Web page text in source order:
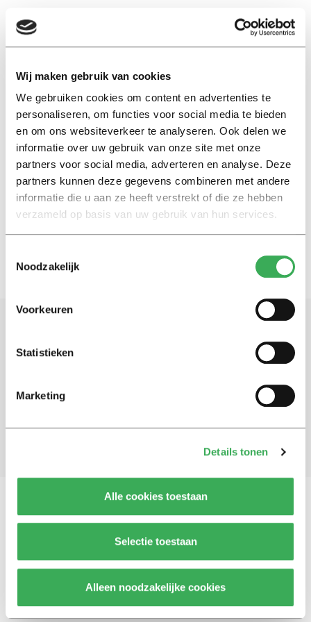
Wij maken gebruik van cookies
We gebruiken cookies om content en advertenties te
personaliseren, om functies voor social media te bieden
en om ons websiteverkeer te analyseren. Ook delen we
informatie over uw gebruik van onze site met onze
partners voor social media, adverteren en analyse. Deze
partners kunnen deze gegevens combineren met andere
informatie die u aan ze heeft verstrekt of die ze hebben
verzameld op basis van uw gebruik van hun services.
Noodzakelijk
Voorkeuren
Statistieken
Marketing
Details tonen
Alle cookies toestaan
Selectie toestaan
Alleen noodzakelijke cookies
EN
smoke-free campus
International
Smokers now taking their habit
—and their cigarette butts—to
outskirts of campus
29 augustus 2019
Blijf op de hoogte. Meld je aan voor de nieuwsbrief van
Aanmelden
Vragen, opmerkingen of tips?
© 2026 -Over ons Disclaimer Adverteren Werken bij Contact